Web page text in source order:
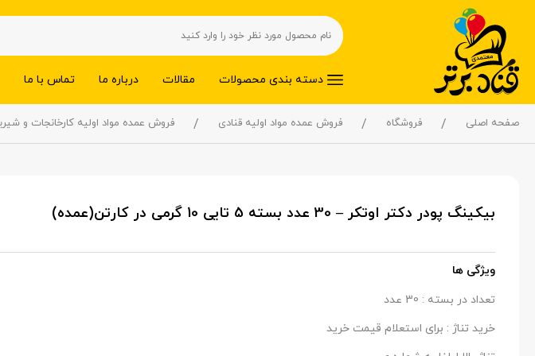
دسته بندی محصولات مقالات درباره ما تماس با ما
صفحه اصلی فروشگاه فروش عمده مواد اولیه قنادی فروش عمده مواد اولیه کارخانجات و
بیکینگ پودر دکتر اوتکر – 30 عدد بسته 5 تایی 10 گرمی در کارتن(عمده)
ویژگی ها
تعداد در بسته : 30 عدد
خرید تناژ : برای استعلام قیمت خرید